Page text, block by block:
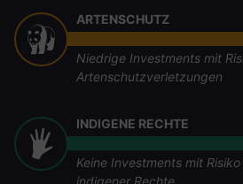
ARTENSCHUTZ
Niedrige Investments mit
Artenschutzverletzungen
INDIGENE RECHTE
Keine Investments mit
indigener Rechte